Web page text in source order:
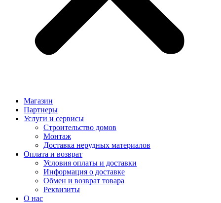
Магазин
Партнеры
Услуги и сервисы
Строительство домов
Монтаж
Доставка нерудных материалов
Оплата и возврат
Условия оплаты и доставки
Информация о доставке
Обмен и возврат товара
Реквизиты
О нас